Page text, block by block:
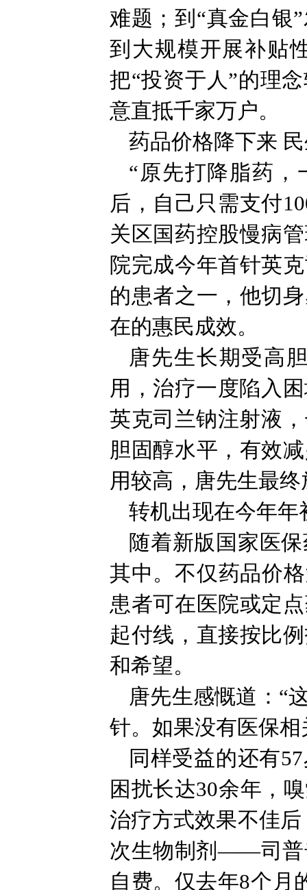
难题；到“真金白银
到大规模开展补贴
把“投资于人”的理
意直抵千家万户。
药品价格降下来
“原先打降脂药，
后，自己只需支付
关区国药控股慢病
院完成今年首针英
的患者之一，他切
在的惠民成效。
唐先生长期受高
用，治疗一度陷入
英克司兰钠注射液
胆固醇水平，有效
用较高，唐先生最
转机出现在今年年
随着新版国家医
其中。不仅药品价
患者可在医院或定
起付线，直接按比
和希望。
唐先生感慨道：“
针。如果没有医保
同样受益的还有
困扰长达30余年，
治疗方式效果不佳
次生物制剂——司普
自费。仅去年8个月